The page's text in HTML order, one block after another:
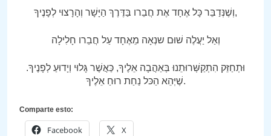
וְשֶׁנְּדַבֵּר כָּל אֶחָד אֶת חֲבֵרו בַּדֶּרֶךְ הַיָּשָׁר וְהָרָצוּי לְפָנֶיךָ,
וְאַל יַעֲלֶה שׁוּם שנְאָה מֵאֶחָד עַל חֲבֵרו חָלִילָה
וּתְחַזֵּק הִתְקַשְּׁרוּתֵנוּ בְּאַהֲבָה אֵלֶיךָ, כַּאֲשֶׁר גָּלוּי וְיָדוּעַ לְפָנֶיךָ.
שֶׁיְּהֵא הַכּל נַחַת רוּחַ אֵלֶיךָ.
Comparte esto:
Facebook X